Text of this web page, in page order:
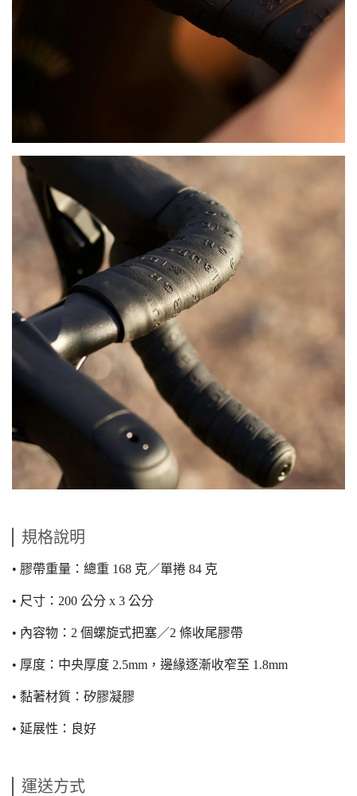
規格說明
• 膠帶重量：總重 168 克／單捲 84 克
• 尺寸：200 公分 x 3 公分
• 內容物：2 個螺旋式把塞／2 條收尾膠帶
• 厚度：中央厚度 2.5mm，邊緣逐漸收窄至 1.8mm
• 黏著材質：矽膠凝膠
• 延展性：良好
運送方式